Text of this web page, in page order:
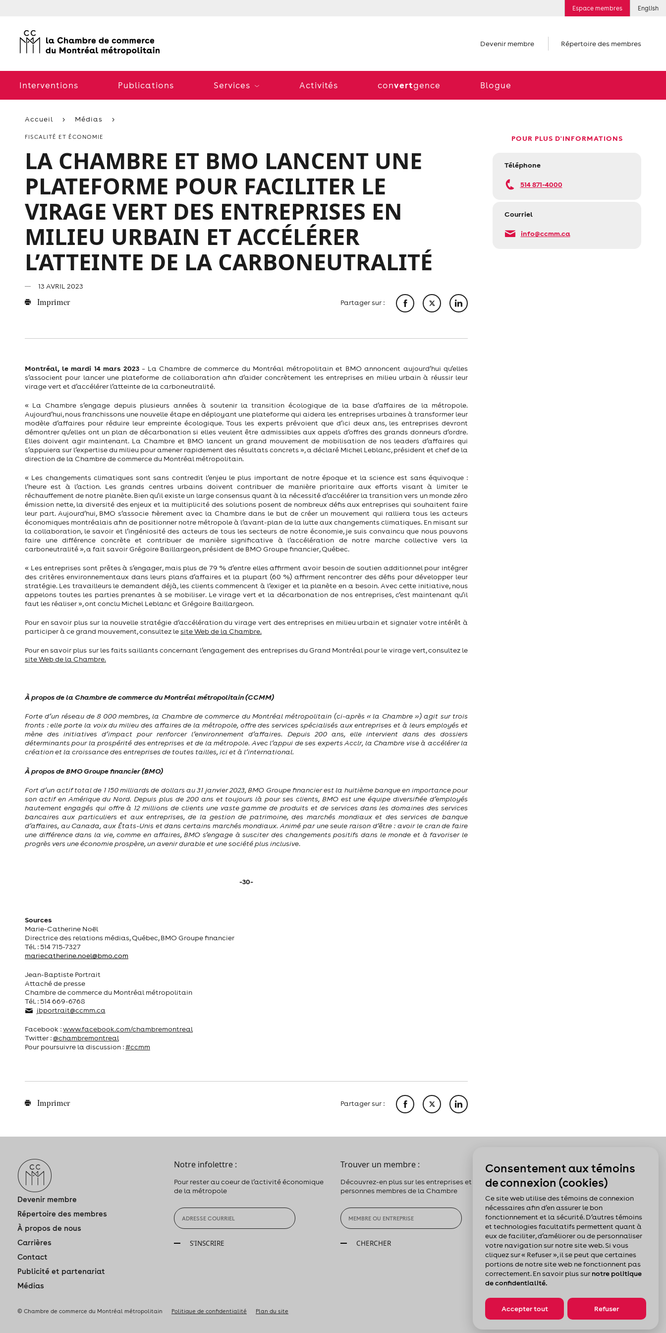
Espace membres English
Devenir membre Répertoire des membres
Interventions Publications Services Activités convertgence Blogue
Accueil Médias
POUR PLUS D'INFORMATIONS
Téléphone
514 871-4000
Courriel
info@ccmm.ca
FISCALITÉ ET ÉCONOMIE
LA CHAMBRE ET BMO LANCENT UNE
PLATEFORME POUR FACILITER LE
VIRAGE VERT DES ENTREPRISES EN
MILIEU URBAIN ET ACCÉLÉRER
L’ATTEINTE DE LA CARBONEUTRALITÉ
13 AVRIL 2023
Imprimer Partager sur :
Montréal, le mardi 14 mars 2023 – La Chambre de commerce du Montréal métropolitain et BMO annoncent aujourd’hui qu’elles
s’associent pour lancer une plateforme de collaboration afin d’aider concrètement les entreprises en milieu urbain à réussir leur
virage vert et d’accélérer l’atteinte de la carboneutralité.
« La Chambre s’engage depuis plusieurs années à soutenir la transition écologique de la base d’affaires de la métropole.
Aujourd’hui, nous franchissons une nouvelle étape en déployant une plateforme qui aidera les entreprises urbaines à transformer leur
modèle d’affaires pour réduire leur empreinte écologique. Tous les experts prévoient que d’ici deux ans, les entreprises devront
démontrer qu’elles ont un plan de décarbonation si elles veulent être admissibles aux appels d’offres des grands donneurs d’ordre.
Elles doivent agir maintenant. La Chambre et BMO lancent un grand mouvement de mobilisation de nos leaders d’affaires qui
s’appuiera sur l’expertise du milieu pour amener rapidement des résultats concrets », a déclaré Michel Leblanc, président et chef de la
direction de la Chambre de commerce du Montréal métropolitain.
« Les changements climatiques sont sans contredit l’enjeu le plus important de notre époque et la science est sans équivoque :
l’heure est à l’action. Les grands centres urbains doivent contribuer de manière prioritaire aux efforts visant à limiter le
réchauffement de notre planète. Bien qu’il existe un large consensus quant à la nécessité d’accélérer la transition vers un monde zéro
émission nette, la diversité des enjeux et la multiplicité des solutions posent de nombreux défis aux entreprises qui souhaitent faire
leur part. Aujourd’hui, BMO s’associe fièrement avec la Chambre dans le but de créer un mouvement qui ralliera tous les acteurs
économiques montréalais afin de positionner notre métropole à l’avant-plan de la lutte aux changements climatiques. En misant sur
la collaboration, le savoir et l’ingéniosité des acteurs de tous les secteurs de notre économie, je suis convaincu que nous pouvons
faire une différence concrète et contribuer de manière significative à l’accélération de notre marche collective vers la
carboneutralité », a fait savoir Grégoire Baillargeon, président de BMO Groupe financier, Québec.
« Les entreprises sont prêtes à s’engager, mais plus de 79 % d’entre elles affirment avoir besoin de soutien additionnel pour intégrer
des critères environnementaux dans leurs plans d’affaires et la plupart (60 %) affirment rencontrer des défis pour développer leur
stratégie. Les travailleurs le demandent déjà, les clients commencent à l’exiger et la planète en a besoin. Avec cette initiative, nous
appelons toutes les parties prenantes à se mobiliser. Le virage vert et la décarbonation de nos entreprises, c’est maintenant qu’il
faut les réaliser », ont conclu Michel Leblanc et Grégoire Baillargeon.
Pour en savoir plus sur la nouvelle stratégie d’accélération du virage vert des entreprises en milieu urbain et signaler votre intérêt à
participer à ce grand mouvement, consultez lesite Web de la Chambre.
Pour en savoir plus sur les faits saillants concernant l’engagement des entreprises du Grand Montréal pour le virage vert, consultez le
site Web de la Chambre.
À propos de la Chambre de commerce du Montréal métropolitain (CCMM)
Forte d’un réseau de 8 000 membres, la Chambre de commerce du Montréal métropolitain (ci-après « la Chambre ») agit sur trois
fronts : elle porte la voix du milieu des affaires de la métropole, offre des services spécialisés aux entreprises et à leurs employés et
mène des initiatives d’impact pour renforcer l’environnement d’affaires. Depuis 200 ans, elle intervient dans des dossiers
déterminants pour la prospérité des entreprises et de la métropole. Avec l’appui de ses experts Acclr, la Chambre vise à accélérer la
création et la croissance des entreprises de toutes tailles, ici et à l’international.
À propos de BMO Groupe financier (BMO)
Fort d’un actif total de 1 150 milliards de dollars au 31 janvier 2023, BMO Groupe financier est la huitième banque en importance pour
son actif en Amérique du Nord. Depuis plus de 200 ans et toujours là pour ses clients, BMO est une équipe diversifiée d’employés
hautement engagés qui offre à 12 millions de clients une vaste gamme de produits et de services dans les domaines des services
bancaires aux particuliers et aux entreprises, de la gestion de patrimoine, des marchés mondiaux et des services de banque
d’affaires, au Canada, aux États-Unis et dans certains marchés mondiaux. Animé par une seule raison d’être : avoir le cran de faire
une différence dans la vie, comme en affaires, BMO s’engage à susciter des changements positifs dans le monde et à favoriser le
progrès vers une économie prospère, un avenir durable et une société plus inclusive.
-30-
Sources
Marie-Catherine Noël
Directrice des relations médias, Québec, BMO Groupe financier
Tél. : 514 715-7327
mariecatherine.noel@bmo.com
Jean-Baptiste Portrait
Attaché de presse
Chambre de commerce du Montréal métropolitain
Tél. : 514 669-6768
jbportrait@ccmm.ca
Facebook :www.facebook.com/chambremontreal
Twitter :@chambremontreal
Pour poursuivre la discussion :#ccmm
Imprimer Partager sur :
Devenir membre
Répertoire des membres
À propos de nous
Carrières
Contact
Publicité et partenariat
Médias
Notre infolettre :
Pour rester au coeur de l’activité économique
de la métropole
S'INSCRIRE
Trouver un membre :
Découvrez-en plus sur les entreprises et les
personnes membres de la Chambre
CHERCHER
Pour nous suivre :
© Chambre de commerce du Montréal métropolitain Politique de confidentialité Plan du site
Consentement aux témoins
de connexion (cookies)
Ce site web utilise des témoins de connexion
nécessaires afin d’en assurer le bon
fonctionnement et la sécurité. D’autres témoins
et technologies facultatifs permettent quant à
eux de faciliter, d’améliorer ou de personnaliser
votre navigation sur notre site web. Si vous
cliquez sur « Refuser », il se peut que certaines
portions de notre site web ne fonctionnent pas
correctement. En savoir plus sur notre politique
de confidentialité.
Accepter tout Refuser